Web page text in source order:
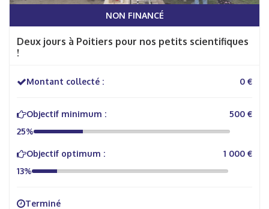
NON FINANCÉ
Deux jours à Poitiers pour nos petits scientifiques
!
Montant collecté : 0 €
Objectif minimum :
500 €
25%
Objectif optimum :
1 000 €
13%
Terminé